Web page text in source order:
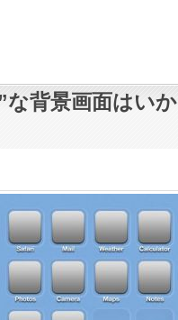
背景画面はいか